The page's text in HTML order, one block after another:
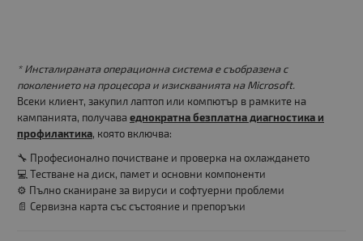
* Инсталираната операционна система е съобразена с
поколението на процесора и изискванията на Microsoft.
Всеки клиент, закупил лаптоп или компютър в рамките на
кампанията, получава еднократна безплатна диагностика и
профилактика, която включва:
🔧 Професионално почистване и проверка на охлаждането
💻 Тестване на диск, памет и основни компоненти
⚙️ Пълно сканиране за вируси и софтуерни проблеми
📄 Сервизна карта със състояние и препоръки